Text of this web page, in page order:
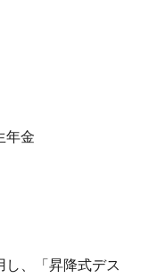
年金
し、「昇降式デス